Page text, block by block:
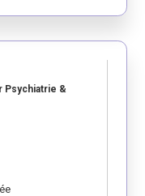
Psychiatrie &